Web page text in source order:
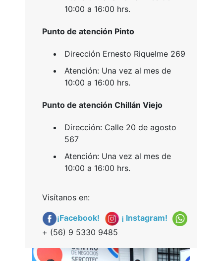
10:00 a 16:00 hrs.
Punto de atención Pinto
Dirección Ernesto Riquelme 269
Atención: Una vez al mes de
10:00 a 16:00 hrs.
Punto de atención Chillán Viejo
Dirección: Calle 20 de agosto
567
Atención: Una vez al mes de
10:00 a 16:00 hrs.
Visítanos en:
¡Facebook!
¡ Instagram!
+ (56) 9 5330 9485